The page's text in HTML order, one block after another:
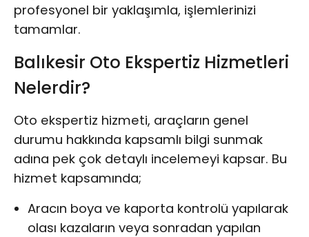
profesyonel bir yaklaşımla, işlemlerinizi
tamamlar.
Balıkesir Oto Ekspertiz Hizmetleri
Nelerdir?
Oto ekspertiz hizmeti, araçların genel
durumu hakkında kapsamlı bilgi sunmak
adına pek çok detaylı incelemeyi kapsar. Bu
hizmet kapsamında;
Aracın boya ve kaporta kontrolü yapılarak
olası kazaların veya sonradan yapılan